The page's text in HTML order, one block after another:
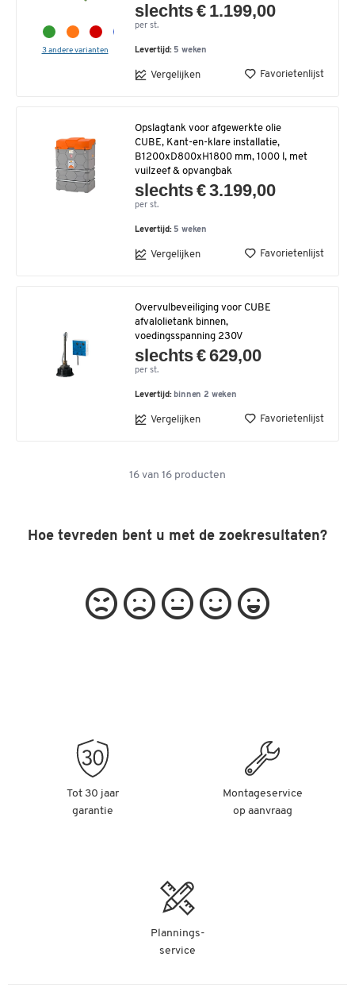
3 andere varianten
slechts € 1.199,00
per st.
Levertijd: 5 weken
Vergelijken Favorietenlijst
Opslagtank voor afgewerkte olie
CUBE, Kant-en-klare installatie,
B1200xD800xH1800 mm, 1000 l, met
vuilzeef & opvangbak
slechts € 3.199,00
per st.
Levertijd: 5 weken
Vergelijken Favorietenlijst
Overvulbeveiliging voor CUBE
afvalolietank binnen,
voedingsspanning 230V
slechts € 629,00
per st.
Levertijd: binnen 2 weken
Vergelijken Favorietenlijst
16 van 16 producten
Hoe tevreden bent u met de zoekresultaten?
Tot 30 jaar
garantie
Montageservice
op aanvraag
Plannings-
service